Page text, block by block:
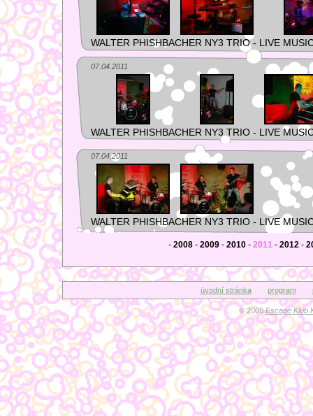
WALTER PHISHBACHER NY3 TRIO - LIVE
07.04.2011
WALTER PHISHBACHER NY3 TRIO - LIVE
07.04.2011
WALTER PHISHBACHER NY3 TRIO - LIVE
• 2008 • 2009 • 2010 • 2011 • 2012 •
úvodní stránka program
© 2008Escape Klub